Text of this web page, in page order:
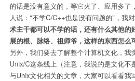
的话是没有意义的，等它火了、应用多了
人说：“不学C/C++也是没有问题的”，我
术主干都可以不学的话，还有什么其他的
展的根、脉络、祖师爷，这样的东西怎么
另外，我们要去了解整个计算机文化，我
Unix/C这条线上（注意，我说的是文化不
与Unix文化相关的文章，大家可以看看我